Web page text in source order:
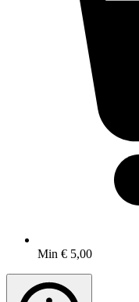
Min € 5,00